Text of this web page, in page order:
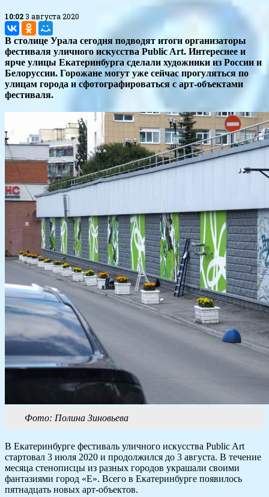
10:02 3 августа 2020
В столице Урала сегодня подводят итоги организаторы
фестиваля уличного искусства Public Art. Интереснее и
ярче улицы Екатеринбурга сделали художники из России и
Белоруссии. Горожане могут уже сейчас прогуляться по
улицам города и сфотографироваться с арт-объектами
фестиваля.
Фото: Полина Зиновьева
В Екатеринбурге фестиваль уличного искусства Public Art
стартовал 3 июля 2020 и продолжился до 3 августа. В течение
месяца стенописцы из разных городов украшали своими
фантазиями город «Е». Всего в Екатеринбурге появилось
пятнадцать новых арт-объектов.